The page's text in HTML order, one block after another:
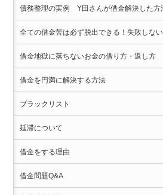
債務整理の実例 Y田さんが借金解決した方
全ての借金苦は必ず脱出できる！失敗しな
借金地獄に落ちないお金の借り方・返し方
借金を円満に解決する方法
ブラックリスト
延滞について
借金をする理由
借金問題Q&A